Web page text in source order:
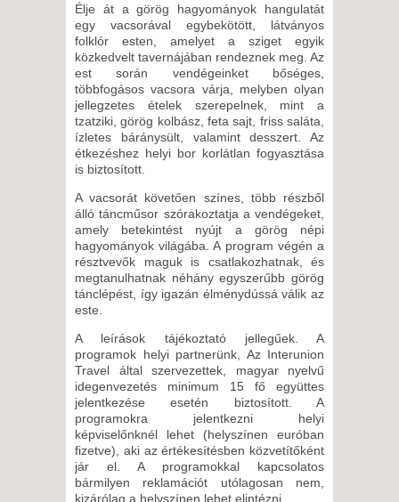
Élje át a görög hagyományok hangulatát
egy vacsorával egybekötött, látványos
folklór esten, amelyet a sziget egyik
közkedvelt tavernájában rendeznek meg. Az
est során vendégeinket bőséges,
többfogásos vacsora várja, melyben olyan
jellegzetes ételek szerepelnek, mint a
tzatziki, görög kolbász, feta sajt, friss saláta,
ízletes báránysült, valamint desszert. Az
étkezéshez helyi bor korlátlan fogyasztása
is biztosított.
A vacsorát követően színes, több részből
álló táncműsor szórakoztatja a vendégeket,
amely betekintést nyújt a görög népi
hagyományok világába. A program végén a
résztvevők maguk is csatlakozhatnak, és
megtanulhatnak néhány egyszerűbb görög
tánclépést, így igazán élménydússá válik az
este.
A leírások tájékoztató jellegűek. A
programok helyi partnerünk, Az Interunion
Travel által szervezettek, magyar nyelvű
idegenvezetés minimum 15 fő együttes
jelentkezése esetén biztosított. A
programokra jelentkezni helyi
képviselőnknél lehet (helyszínen euróban
fizetve), aki az értékesítésben közvetítőként
jár el. A programokkal kapcsolatos
bármilyen reklamációt utólagosan nem,
kizárólag a helyszínen lehet elintézni.